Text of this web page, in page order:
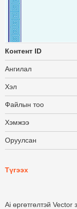
Контент ID
Ангилал
Хэл
Файлын тоо
Хэмжээ
Оруулсан
Түгээх
Ai өргөтгөлтэй